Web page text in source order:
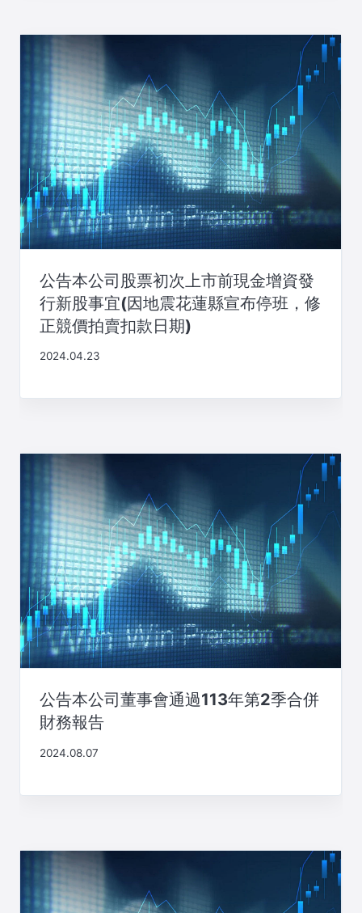
公告本公司股票初次上市前現金增資發
行新股事宜(因地震花蓮縣宣布停班，修
正競價拍賣扣款日期)
2024.04.23
公告本公司董事會通過113年第2季合併
財務報告
2024.08.07